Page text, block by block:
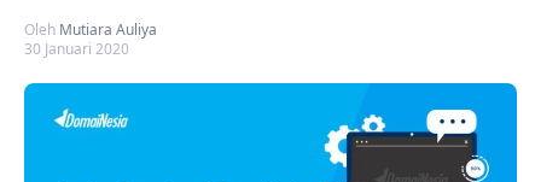
Oleh Mutiara Auliya
30 Januari 2020